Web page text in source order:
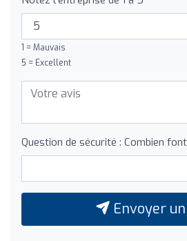
1 = Mauvais
5 = Excellent
Question de sécurité : Combien
Envoyer un